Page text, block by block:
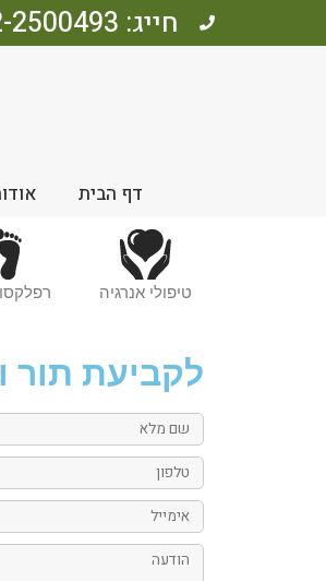
חייג: 072-2500493
דף הבית
טיפולי אנרגיה
לקביעת תור
שם
מלא
טלפון
אימייל
הודעה